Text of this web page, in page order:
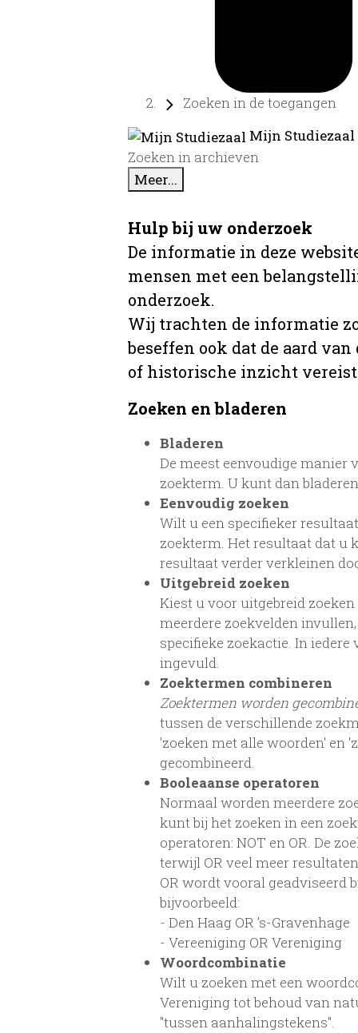
Zoeken in de toegangen
Mijn
Zoeken in archieven
Meer...
Hulp bij uw onderzoek
De informatie in deze
mensen met een
onderzoek.
Wij trachten de informatie
beseffen ook dat de aard
of historische inzicht
Zoeken en bladeren
Bladeren
De meest eenvoudige manier
zoekterm. U kunt dan
Eenvoudig zoeken
Wilt u een specifieker
zoekterm. Het resultaat dat u
resultaat verder verkleinen
Uitgebreid zoeken
Kiest u voor uitgebreid
meerdere zoekvelden
specifieke zoekactie. In
ingevuld.
Zoektermen combineren
Zoektermen worden
tussen de verschillende
'zoeken met alle woorden' en
gecombineerd.
Booleaanse operatoren
Normaal worden meerdere
kunt bij het zoeken in een
operatoren: NOT en OR. De
terwijl OR veel meer
OR wordt vooral geadviseerd
bijvoorbeeld:
- Den Haag OR ’s-Gravenhage
- Vereeniging OR Vereniging
Woordcombinatie
Wilt u zoeken met een
Vereniging tot behoud van
"tussen aanhalingstekens".